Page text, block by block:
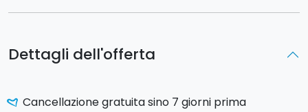
Dettagli dell'offerta
Cancellazione gratuita sino 7 giorni prima